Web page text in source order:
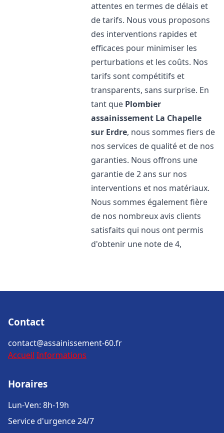
attentes en termes de délais et
de tarifs. Nous vous proposons
des interventions rapides et
efficaces pour minimiser les
perturbations et les coûts. Nos
tarifs sont compétitifs et
transparents, sans surprise. En
tant que Plombier
assainissement La Chapelle
sur Erdre, nous sommes fiers de
nos services de qualité et de nos
garanties. Nous offrons une
garantie de 2 ans sur nos
interventions et nos matériaux.
Nous sommes également fière
de nos nombreux avis clients
satisfaits qui nous ont permis
d'obtenir une note de 4,
Contact
contact@assainissement-60.fr
Accueil Informations
Horaires
Lun-Ven: 8h-19h
Service d'urgence 24/7